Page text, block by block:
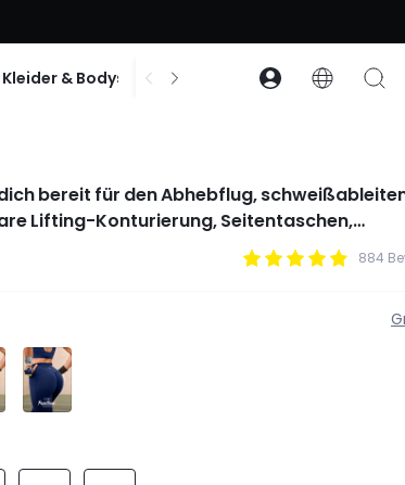
GLOWNEW
Kleider & Bodys
bereit für den Abhebflug,
Lifting-Konturierung, Seitentaschen,
Impact-Training, Workout, Gym, Laufen,
884